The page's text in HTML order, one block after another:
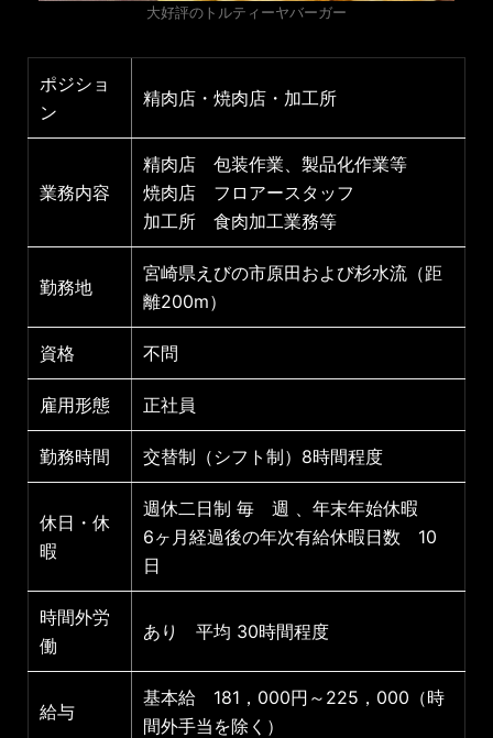
大好評のトルティーヤバーガー
ポジショ
ン
精肉店・焼肉店・加工所
業務内容
精肉店 包装作業、製品化作業等
焼肉店 フロアースタッフ
加工所 食肉加工業務等
勤務地
宮崎県えびの市原田および杉水流（距
離200m）
資格 不問
雇用形態 正社員
勤務時間 交替制（シフト制）8時間程度
休日・休
暇
週休二日制 毎 週 、年末年始休暇
6ヶ月経過後の年次有給休暇日数 10
日
時間外労
働
あり 平均 30時間程度
給与
基本給 181，000円～225，000（時
間外手当を除く）